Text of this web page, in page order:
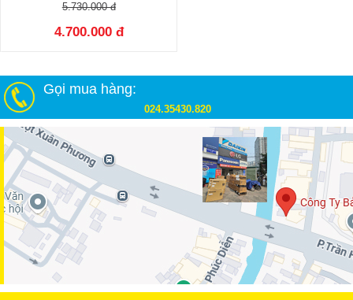
5.730.000 đ
4.700.000 đ
Gọi mua hàng:
024.35430.820